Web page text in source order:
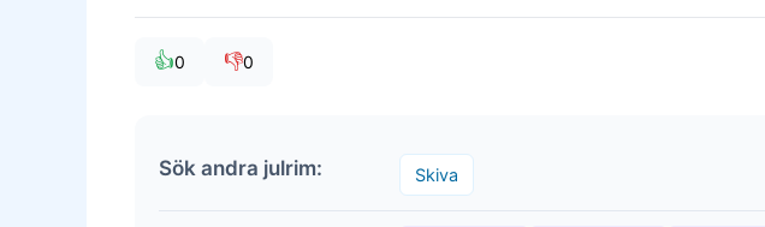
👍0 👎0
Sök andra julrim: Skiva